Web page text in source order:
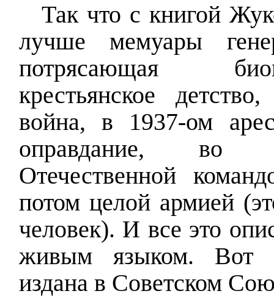
Так что с книгой
лучше мемуары
потрясающая
крестьянское
война, в 1937-ом
оправдание, во
Отечественной
потом целой армией
человек). И все это
живым языком. Вот
издана в Советском